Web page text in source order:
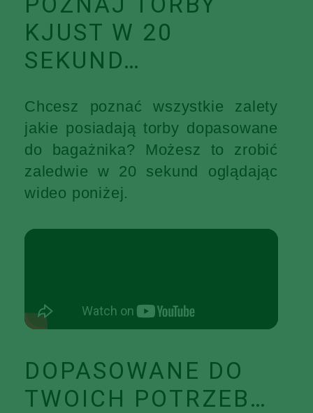
KJUST W 20
SEKUND…
Chcesz poznać wszystkie zalety
jakie posiadają torby dopasowane
do bagażnika? Możesz to zrobić
zaledwie w 20 sekund oglądając
wideo poniżej.
DOPASOWANE DO
TWOICH POTRZEB…